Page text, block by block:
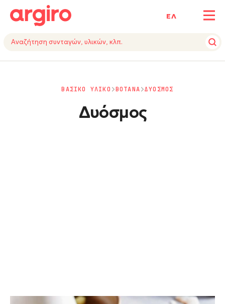
ΕΛ
ΒΑΣΙΚΟ ΥΛΙΚΟ ΒΟΤΑΝΑ ΔΥΟΣΜΟΣ
Δυόσμος